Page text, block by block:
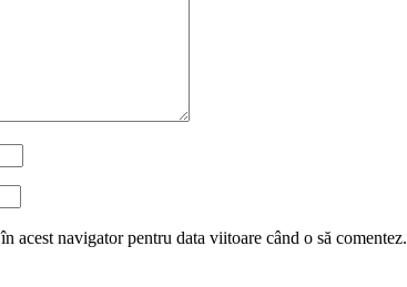
acest navigator pentru data viitoare când o să comentez.